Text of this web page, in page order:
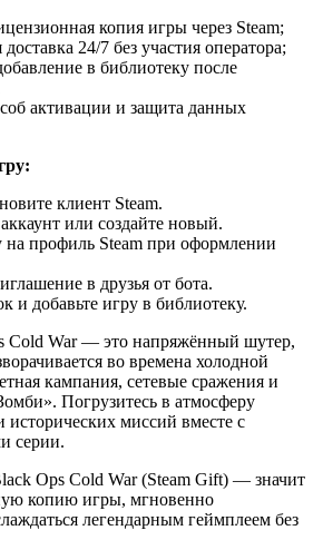
копия игры через Steam;
24/7 без участия оператора;
в библиотеку после
активации и защита данных
клиент Steam.
или создайте новый.
на профиль Steam при оформлении
в друзья от бота.
и добавьте игру в библиотеку.
Cold War — это напряжённый шутер,
во времена холодной
кампания, сетевые сражения и
Погрузитесь в атмосферу
исторических миссий вместе с
серии.
Ops Cold War (Steam Gift) — значит
копию игры, мгновенно
легендарным геймплеем без